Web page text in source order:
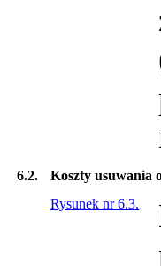
6.2.
Koszty usuwania
Rysunek nr 6.3.